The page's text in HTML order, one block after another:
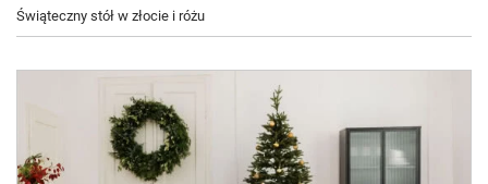
Świąteczny stół w złocie i różu